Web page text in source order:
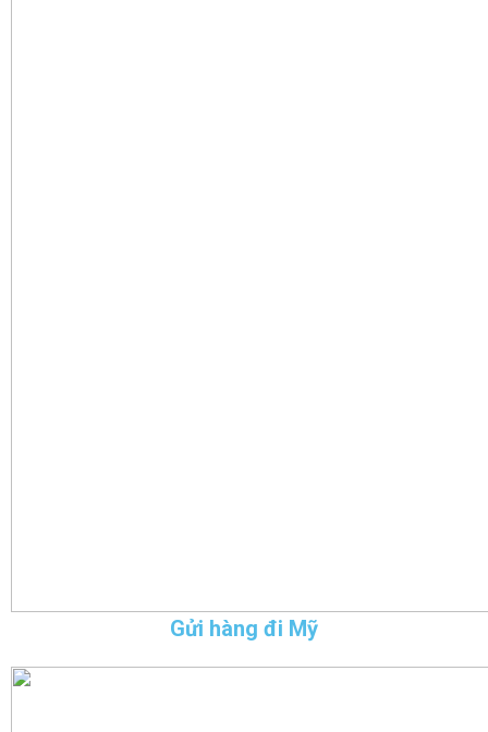
Gửi hàng đi Mỹ